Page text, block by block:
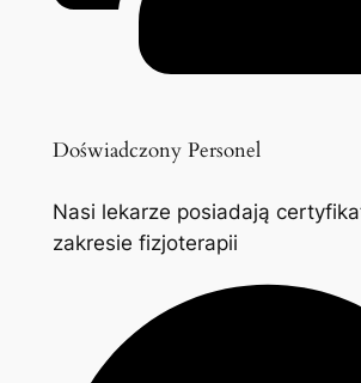
Doświadczony Personel
Nasi lekarze posiadają
zakresie fizjoterapii